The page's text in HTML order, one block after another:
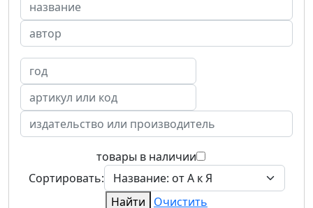
товары в наличии
Сортировать:
Найти
Очистить